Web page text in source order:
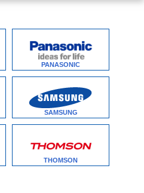
PANASONIC
SAMSUNG
THOMSON